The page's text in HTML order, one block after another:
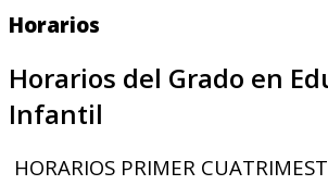
Horarios
Horarios del Grado en
Infantil
HORARIOS PRIMER